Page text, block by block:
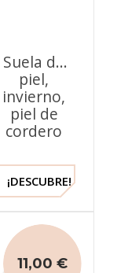
Suela de
piel,
invierno,
piel de
cordero
¡DESCUBRE!
11,00 €